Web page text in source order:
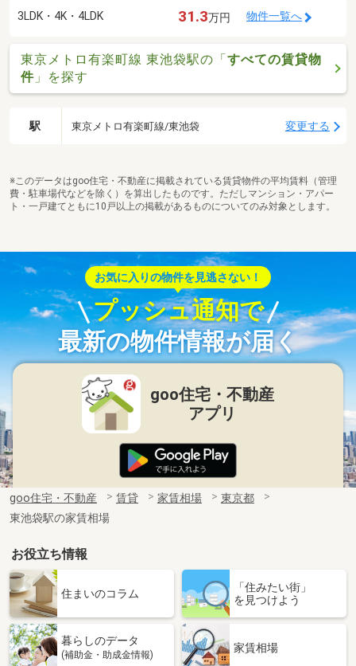
3LDK・4K・4LDK 31.3万円 物件一覧へ
東京メトロ有楽町線 東池袋駅の「すべての賃貸物
件 」を探す
駅 東京メトロ有楽町線/東池袋 変更する
※このデータはgoo住宅・不動産に掲載されている賃貸物件の平均賃料（管理
費・駐車場代などを除く）を算出したものです。ただしマンション・アパー
ト・一戸建てともに10戸以上の掲載があるものについてのみ対象とします。
お気に入りの物件を見逃さない！
プッシュ通知で
最新の物件情報が届く
goo住宅・不動産
アプリ
goo住宅・不動産 賃貸 家賃相場
東京都
東池袋駅の家賃相場
お役立ち情報
住まいのコラム
「住みたい街」
を見つけよう
暮らしのデータ
(補助金・助成金情報)
家賃相場